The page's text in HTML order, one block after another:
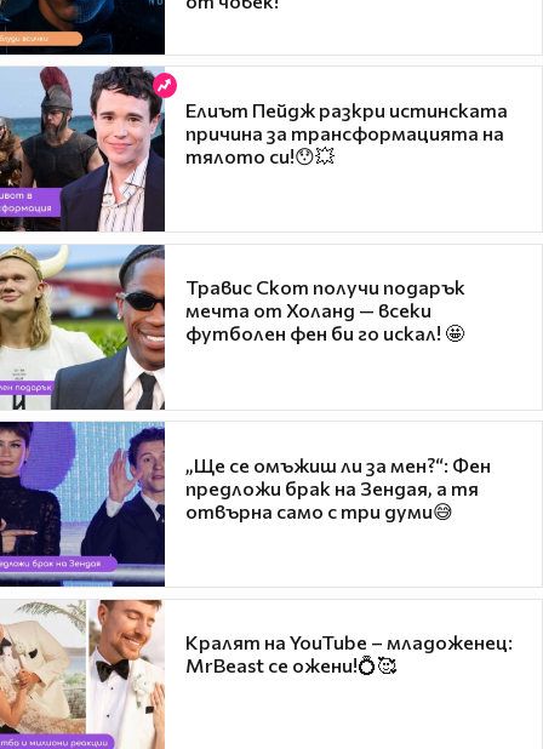
Елиът Пейдж разкри истинската
причина за трансформацията на
тялото си!😯💥
Травис Скот получи подарък
мечта от Холанд — всеки
футболен фен би го искал! 🤩
„Ще се омъжиш ли за мен?“: Фен
предложи брак на Зендая, а тя
отвърна само с три думи😅
Кралят на YouTube – младоженец:
MrBeast се ожени!💍🥰